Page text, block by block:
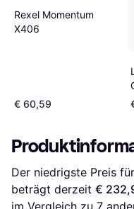
Rexel Momentum
X406
€ 60,59
Der niedrigste Preis für
beträgt derzeit €
im Vergleich zu 7